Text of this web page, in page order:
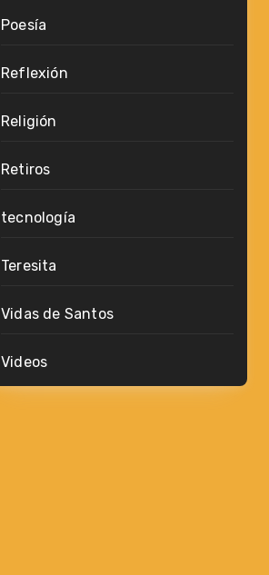
Poesía
Reflexión
Religión
Retiros
tecnología
Teresita
Vidas de Santos
Videos